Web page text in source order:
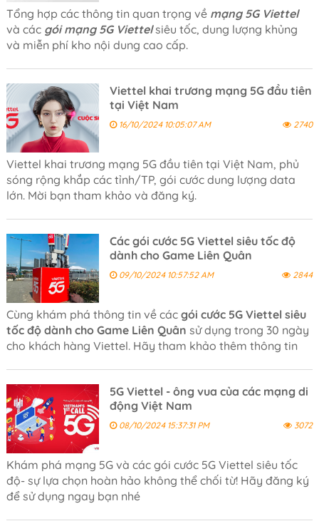
Tổng hợp các thông tin quan trọng về mạng 5G Viettel
và cácgói mạng 5G Viettelsiêu tốc, dung lượng khủng
và miễn phí kho nội dung cao cấp.
Viettel khai trương mạng 5G đầu tiên
tại Việt Nam
16/10/2024 10:05:07 AM 2740
Viettel khai trương mạng 5G đầu tiên tại Việt Nam, phủ
sóng rộng khắp các tỉnh/TP, gói cước dung lượng data
lớn. Mời bạn tham khảo và đăng ký.
Các gói cước 5G Viettel siêu tốc độ
dành cho Game Liên Quân
09/10/2024 10:57:52 AM 2844
Cùng khám phá thông tin về cácgói cước 5G Viettel siêu
tốc độ dành cho Game Liên Quân sử dụng trong 30 ngày
cho khách hàng Viettel. Hãy tham khảo thêm thông tin
5G Viettel - ông vua của các mạng di
động Việt Nam
08/10/2024 15:37:31 PM 3072
Khám phá mạng 5G và các gói cước 5G Viettel siêu tốc
độ- sự lựa chọn hoàn hảo không thể chối từ! Hãy đăng ký
để sử dụng ngay bạn nhé